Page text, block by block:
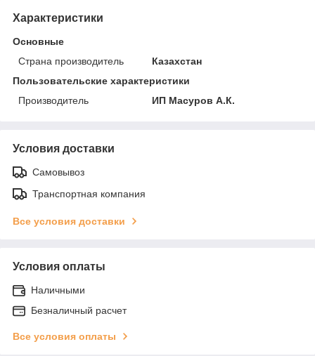
Характеристики
Основные
Страна производитель
Казахстан
Пользовательские характеристики
Производитель
ИП Масуров А.К.
Условия доставки
Самовывоз
Транспортная компания
Все условия доставки
Условия оплаты
Наличными
Безналичный расчет
Все условия оплаты